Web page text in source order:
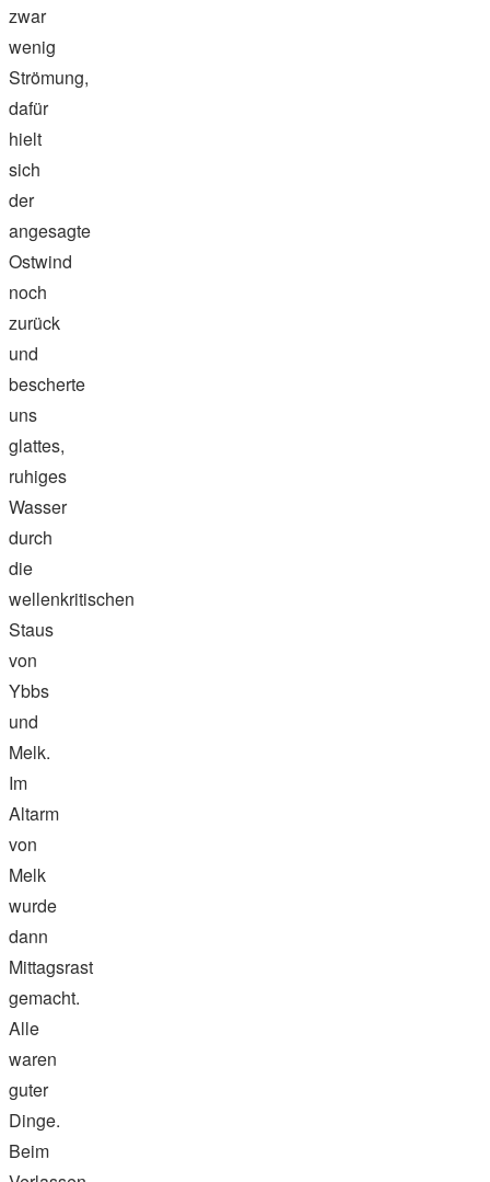
zwar
wenig
Strömung,
dafür
hielt
sich
der
angesagte
Ostwind
noch
zurück
und
bescherte
uns
glattes,
ruhiges
Wasser
durch
die
wellenkritischen
Staus
von
Ybbs
und
Melk.
Im
Altarm
von
Melk
wurde
dann
Mittagsrast
gemacht.
Alle
waren
guter
Dinge.
Beim